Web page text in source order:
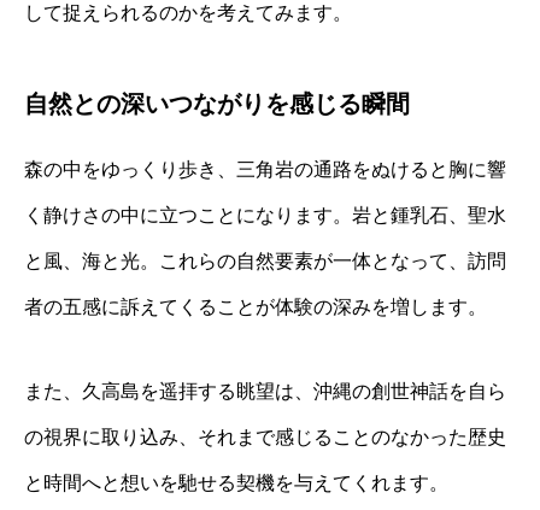
して捉えられるのかを考えてみます。
自然との深いつながりを感じる瞬間
森の中をゆっくり歩き、三角岩の通路をぬけると胸に響
く静けさの中に立つことになります。岩と鍾乳石、聖水
と風、海と光。これらの自然要素が一体となって、訪問
者の五感に訴えてくることが体験の深みを増します。
また、久高島を遥拝する眺望は、沖縄の創世神話を自ら
の視界に取り込み、それまで感じることのなかった歴史
と時間へと想いを馳せる契機を与えてくれます。